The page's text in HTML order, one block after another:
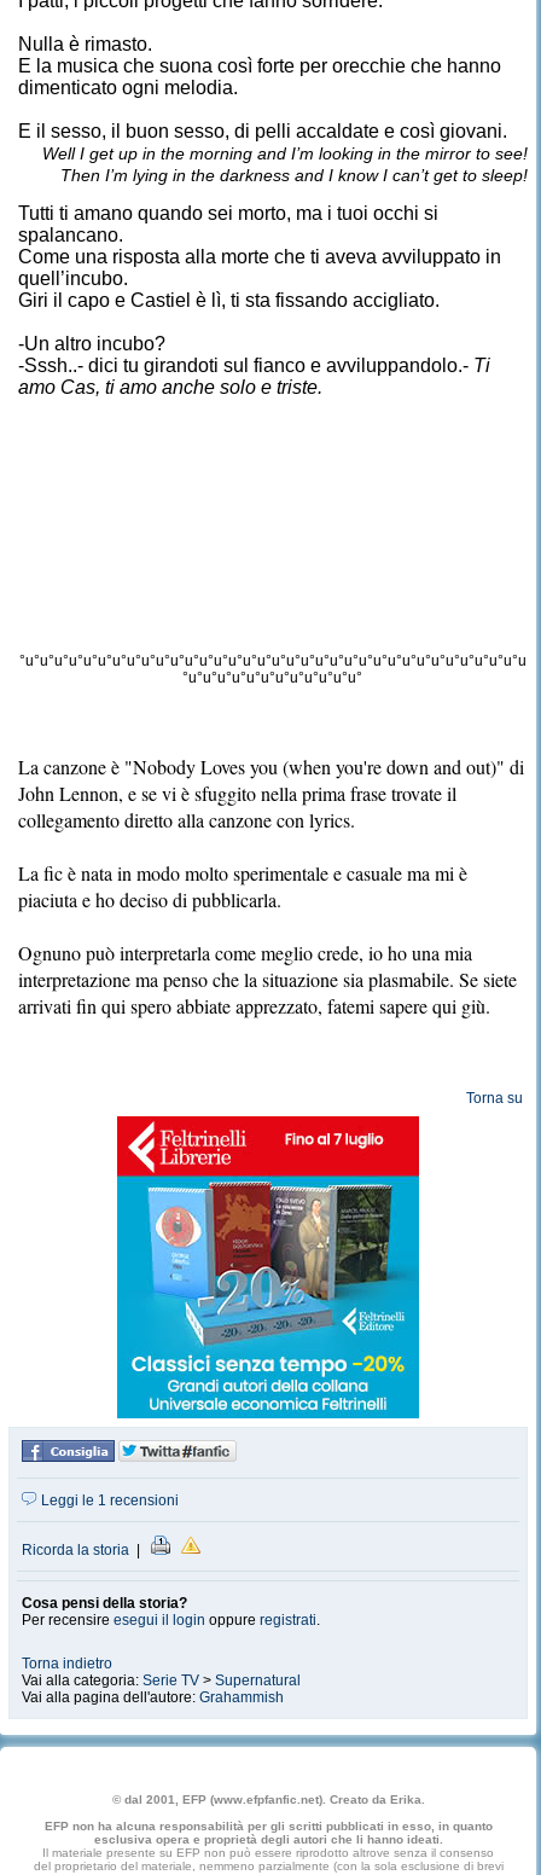
Nulla è rimasto.
E la musica che suona così forte per orecchie che hanno
dimenticato ogni melodia.
E il sesso, il buon sesso, di pelli accaldate e così giovani.
Well I get up in the morning and I’m looking in the mirror to see!
Then I’m lying in the darkness and I know I can’t get to sleep!
Tutti ti amano quando sei morto, ma i tuoi occhi si
spalancano.
Come una risposta alla morte che ti aveva avviluppato in
quell’incubo.
Giri il capo e Castiel è lì, ti sta fissando accigliato.
-Un altro incubo?
-Sssh..- dici tu girandoti sul fianco e avviluppandolo.- Ti
amo Cas, ti amo anche solo e triste.
°u°u°u°u°u°u°u°u°u°u°u°u°u°u°u°u°u°u°u°u°u°u°u°u°u°u°u°u°u°u°u°u°u°u°u
°u°u°u°u°u°u°u°u°u°u°u°u°
La canzone è "Nobody Loves you (when you're down and out)" di
John Lennon, e se vi è sfuggito nella prima frase trovate il
collegamento diretto alla canzone con lyrics.
La fic è nata in modo molto sperimentale e casuale ma mi è
piaciuta e ho deciso di pubblicarla.
Ognuno può interpretarla come meglio crede, io ho una mia
interpretazione ma penso che la situazione sia plasmabile. Se siete
arrivati fin qui spero abbiate apprezzato, fatemi sapere qui giù.
Torna su
Leggi le 1 recensioni
Ricorda la storia
Cosa pensi della storia?
Per recensire esegui il login oppure registrati.
Torna indietro
Vai alla categoria: Serie TV > Supernatural
Vai alla pagina dell'autore: Grahammish
© dal 2001, EFP (www.efpfanfic.net). Creato da Erika.
EFP non ha alcuna responsabilità per gli scritti pubblicati in esso, in quanto
esclusiva opera e proprietà degli autori che li hanno ideati.
Il materiale presente su EFP non può essere riprodotto altrove senza il consenso
del proprietario del materiale, nemmeno parzialmente (con la sola esclusione di brevi